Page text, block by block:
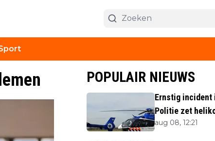
POPULAIR NIEUWS
Ernstig incident
Politie zet
aug 08, 12:21